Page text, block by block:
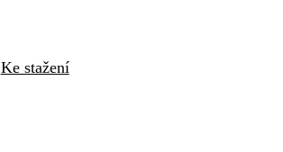
Ke stažení